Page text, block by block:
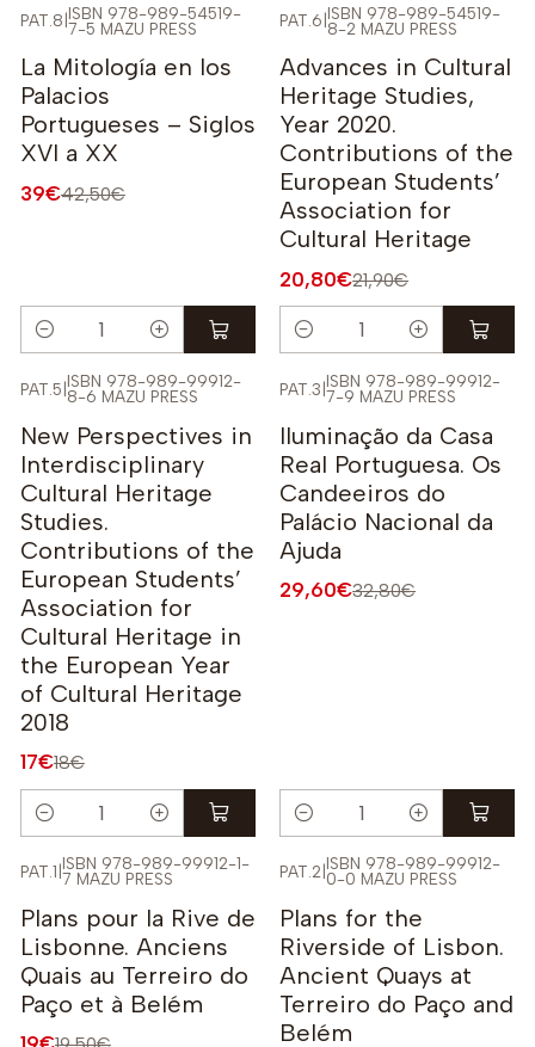
PAT.8 ISBN 978-989-54519-
7-5 MAZU PRESS
La Mitología en los
Palacios
Portugueses – Siglos
XVI a XX
39€42,50€
Quantidade
PAT.6 ISBN 978-989-54519-
8-2 MAZU PRESS
Advances in Cultural
Heritage Studies,
Year 2020.
Contributions of the
European Students’
Association for
Cultural Heritage
20,80€21,90€
Quantidade
PAT.5 ISBN 978-989-99912-
8-6 MAZU PRESS
New Perspectives in
Interdisciplinary
Cultural Heritage
Studies.
Contributions of the
European Students’
Association for
Cultural Heritage in
the European Year
of Cultural Heritage
2018
17€18€
Quantidade
PAT.3 |ISBN 978-989-99912-
7-9 MAZU PRESS
Iluminação da Casa
Real Portuguesa. Os
Candeeiros do
Palácio Nacional da
Ajuda
29,60€32,80€
Quantidade
PAT.1 ISBN 978-989-99912-1-
7 MAZU PRESS
Plans pour la Rive de
Lisbonne. Anciens
Quais au Terreiro do
Paço et à Belém
PAT.2 ISBN 978-989-99912-
0-0 MAZU PRESS
Plans for the
Riverside of Lisbon.
Ancient Quays at
Terreiro do Paço and
Belém